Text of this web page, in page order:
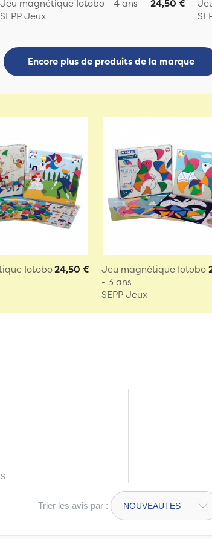
Jeu magnétique Iotobo - 4 ans
SEPP Jeux
24,50 €
Encore plus de produits de la marque
Iotobo24,50 €
Jeu magnétique Iotobo
- 3 ans
SEPP Jeux
Trier les avis par :